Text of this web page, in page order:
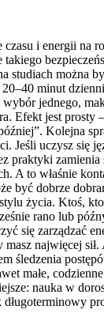
czasu i energii na
studiach można
minut
jednego,
Efekt jest
Kolejna
Jeśli uczysz się
praktyki
A to właśnie
być dobrze
życia. Ktoś,
rano lub
się zarządzać
najwięcej
śledzenia
małe,
nauka w